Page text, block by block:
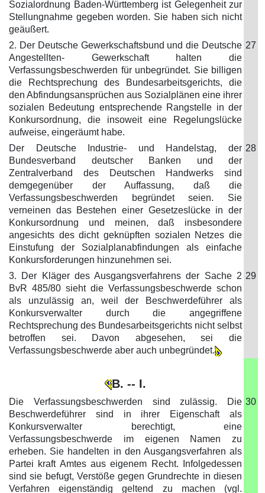
Sozialordnung Baden-Württemberg ist Gelegenheit zur
Stellungnahme gegeben worden. Sie haben sich nicht
geäußert.
2. Der Deutsche Gewerkschaftsbund und die Deutsche
Angestellten- Gewerkschaft halten die
Verfassungsbeschwerden für unbegründet. Sie billigen
die Rechtsprechung des Bundesarbeitsgerichts, die
den Abfindungsansprüchen aus Sozialplänen eine ihrer
sozialen Bedeutung entsprechende Rangstelle in der
Konkursordnung, die insoweit eine Regelungslücke
aufweise, eingeräumt habe.
27
Der Deutsche Industrie- und Handelstag, der
Bundesverband deutscher Banken und der
Zentralverband des Deutschen Handwerks sind
demgegenüber der Auffassung, daß die
Verfassungsbeschwerden begründet seien. Sie
verneinen das Bestehen einer Gesetzeslücke in der
Konkursordnung und meinen, daß insbesondere
angesichts des dicht geknüpften sozialen Netzes die
Einstufung der Sozialplanabfindungen als einfache
Konkursforderungen hinzunehmen sei.
28
3. Der Kläger des Ausgangsverfahrens der Sache 2
BvR 485/80 sieht die Verfassungsbeschwerde schon
als unzulässig an, weil der Beschwerdeführer als
Konkursverwalter durch die angegriffene
Rechtsprechung des Bundesarbeitsgerichts nicht selbst
betroffen sei. Davon abgesehen, sei die
Verfassungsbeschwerde aber auch unbegründet.
29
B. -- I.
Die Verfassungsbeschwerden sind zulässig. Die
Beschwerdeführer sind in ihrer Eigenschaft als
Konkursverwalter berechtigt, eine
Verfassungsbeschwerde im eigenen Namen zu
erheben. Sie handelten in den Ausgangsverfahren als
Partei kraft Amtes aus eigenem Recht. Infolgedessen
sind sie befugt, Verstöße gegen Grundrechte in diesen
Verfahren eigenständig geltend zu machen (vgl.
30